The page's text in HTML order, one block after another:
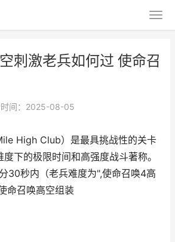
刺激老兵如何过 使命召
时间：2025-08-05
High Club）是最具挑战性的关卡
下的极限时间和高强度战斗著称。
30秒内（老兵难度为",使命召唤4高
命召唤高空组装